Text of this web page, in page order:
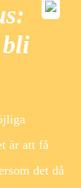
är att få
det då